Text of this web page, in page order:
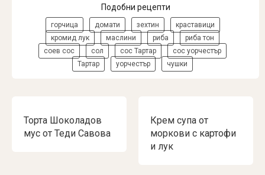
Подобни рецепти
горчица домати зехтин
краставици
кромид лук
маслини риба
риба тон
соев сос
сол сос Тартар
сос уорчестър
Тартар
уорчестър чушки
Торта Шоколадов
мус от Теди Савова
Крем супа от
моркови с картофи
и лук